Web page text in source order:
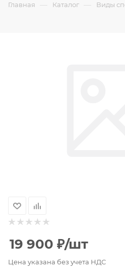
Главная — Каталог — Виды
19 900 ₽/шт
Цена указана без учета НДС